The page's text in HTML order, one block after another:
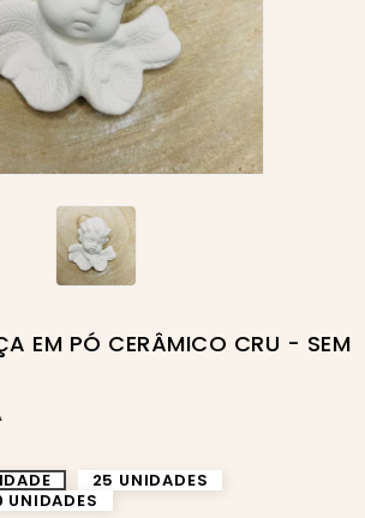
25 UNIDADES
UNIDADES